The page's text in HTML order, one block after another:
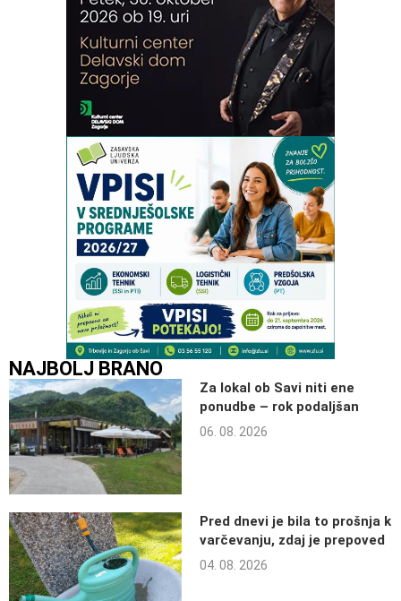
NAJBOLJ BRANO
Za lokal ob Savi niti ene
ponudbe – rok podaljšan
06. 08. 2026
Pred dnevi je bila to prošnja k
varčevanju, zdaj je prepoved
04. 08. 2026